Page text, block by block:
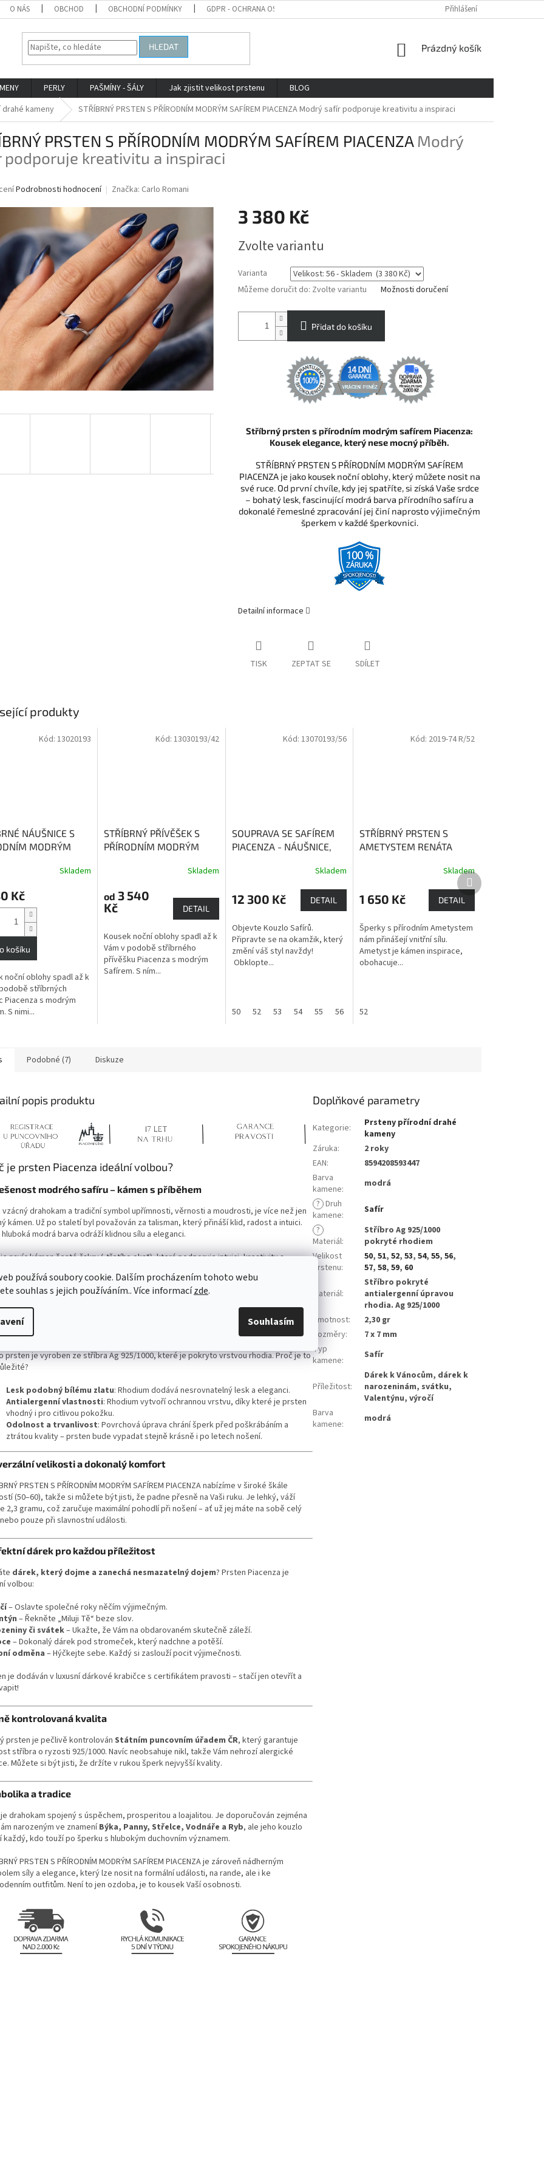
používá soubory cookie. Dalším procházením tohoto webu
souhlas s jejich používáním.. Více informacízde.
Souhlasím
O NÁS OBCHOD OBCHODNÍ PODMÍNKY GDPR - OCHRANA OSOBNÍCH ÚDAJŮ VŠE O NÁKUPU
Přihlášení
HLEDAT
NÁKUPNÍ
Prázdný košík
PERLY PAŠMÍNY - ŠÁLY Jak zjistit velikost prstenu
BLOG
kameny STŘÍBRNÝ PRSTEN S PŘÍRODNÍM MODRÝM SAFÍREM PIACENZAModrý safír podporuje kreativitu a inspiraci
PRSTEN S PŘÍRODNÍM MODRÝM SAFÍREM PIACENZA Modrý
podporuje kreativitu a inspiraci
Podrobnosti hodnocení Značka: Carlo Romani
3 380 Kč
cena:
Zvolte variantu
Varianta
Můžeme doručit do: Zvolte variantu Možnosti doručení
Přidat do košíku
Stříbrný prsten s přírodním modrým safírem Piacenza:
Kousek elegance, který nese mocný příběh.
STŘÍBRNÝ PRSTEN S PŘÍRODNÍM MODRÝM SAFÍREM
PIACENZA je jako kousek noční oblohy, který můžete nosit na
své ruce. Od první chvíle, kdy jej spatříte, si získá Vaše srdce
– bohatý lesk, fascinující modrá barva přírodního safíru a
dokonalé řemeslné zpracování jej činí naprosto výjimečným
šperkem v každé šperkovnici.
Detailní informace
TISK ZEPTAT SE SDÍLET
produkty
NÁUŠNICE S
MODRÝM
safír podporujeSkladem
Kč
košíku
noční oblohy spadl až k
stříbrných
Piacenza s modrým
S nimi...
Kód: 13020193
STŘÍBRNÝ PŘÍVĚŠEK S
PŘÍRODNÍM MODRÝM
Modrý safír podporujeSkladem
od 3 540
Kč
DETAIL
Kousek noční oblohy spadl až k
Vám v podobě stříbrného
přívěšku Piacenza s modrým
Safírem. S ním...
Kód: 13030193/42
SOUPRAVA SE SAFÍREM
PIACENZA - NÁUŠNICE,
Safír podporuje
Skladem
12 300 Kč DETAIL
Objevte Kouzlo Safírů.
Připravte se na okamžik, který
změní váš styl navždy!
Obklopte...
50 52 53 54 55 56 57
Kód:13070193/56
STŘÍBRNÝ PRSTEN S
AMETYSTEM RENÁTA
energii svého majitele a
posiluje jeho vnitřní sílu
Skladem
1 650 Kč DETAIL
Šperky s přírodním Ametystem
nám přinášejí vnitřní sílu.
Ametyst je kámen inspirace,
obohacuje...
52
Kód: 2019-74 R/52
Další
produkt
Podobné (7) Diskuze
popis produktu
je prsten Piacenza ideální volbou?
modrého safíru – kámen s příběhem
vzácný drahokam a tradiční symbol upřímnosti, věrnosti a moudrosti, je více než jen
kámen. Už po staletí byl považován za talisman, který přináší klid, radost a intuici.
modrá barva odráží klidnou sílu a eleganci.
navíc kámen šesté čakry („třetího oka“), která podporuje intuici, kreativitu a
čistou mysl a pevnou důvěru ve svá rozhodnutí. Je považován za kámen, který
před špatnými energiemi a podporuje pozitivní myšlenky. Ať už hledáte inspiraci,
stříbro s povrchovou úpravou rhodia
prsten je vyroben ze stříbra Ag 925/1000, které je pokryto vrstvou rhodia. Proč je to
Lesk podobný bílému zlatu: Rhodium dodává nesrovnatelný lesk a eleganci.
Antialergenní vlastnosti: Rhodium vytvoří ochrannou vrstvu, díky které je prsten
vhodný i pro citlivou pokožku.
Odolnost a trvanlivost: Povrchová úprava chrání šperk před poškrábáním a
ztrátou kvality – prsten bude vypadat stejně krásně i po letech nošení.
velikosti a dokonalý komfort
PRSTEN S PŘÍRODNÍM MODRÝM SAFÍREM PIACENZA nabízíme v široké škále
(50–60), takže si můžete být jisti, že padne přesně na Vaši ruku. Je lehký, váží
2,3 gramu, což zaručuje maximální pohodlí při nošení – ať už jej máte na sobě celý
pouze při slavnostní události.
dárek pro každou příležitost
dárek, který dojme a zanechá nesmazatelný dojem? Prsten Piacenza je
volbou:
– Oslavte společné roky něčím výjimečným.
– Řekněte „Miluji Tě“ beze slov.
či svátek– Ukažte, že Vám na obdarovaném skutečně záleží.
– Dokonalý dárek pod stromeček, který nadchne a potěší.
odměna– Hýčkejte sebe. Každý si zaslouží pocit výjimečnosti.
je dodáván v luxusní dárkové krabičce s certifikátem pravosti – stačí jen otevřít a
kontrolovaná kvalita
prsten je pečlivě kontrolovánStátním puncovním úřadem ČR, který garantuje
stříbra o ryzosti 925/1000. Navíc neobsahuje nikl, takže Vám nehrozí alergické
Můžete si být jisti, že držíte v rukou šperk nejvyšší kvality.
a tradice
drahokam spojený s úspěchem, prosperitou a loajalitou. Je doporučován zejména
narozeným ve znameníBýka, Panny, Střelce, Vodnáře a Ryb, ale jeho kouzlo
každý, kdo touží po šperku s hlubokým duchovním významem.
PRSTEN S PŘÍRODNÍM MODRÝM SAFÍREM PIACENZA je zároveň nádherným
síly a elegance, který lze nosit na formální události, na rande, ale i ke
outfitům. Není to jen ozdoba, je to kousek Vaší osobnosti.
Doplňkové parametry
Kategorie:
Prsteny přírodní drahé
kameny
Záruka:
2 roky
EAN:
8594208593447
Barva
kamene:
modrá
? Druh
kamene:
Safír
?
Materiál:
Stříbro Ag 925/1000
pokryté rhodiem
Velikost
prstenu:
50,51,52,53,54,55,56,
57,58,59, 60
Materiál:
Stříbro pokryté
antialergenní úpravou
rhodia. Ag 925/1000
Hmotnost:
2,30 gr
Rozměry:
7 x 7 mm
Typ
kamene: Safír
Příležitost:
Dárek k Vánocům, dárek k
narozeninám, svátku,
Valentýnu, výročí
Barva
kamene: modrá